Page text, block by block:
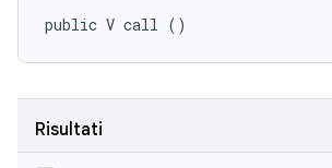
public V call ()
Risultati